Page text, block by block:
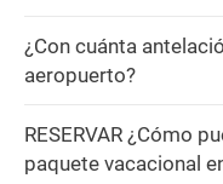
¿Con cuánta
aeropuerto?
RESERVAR ¿Cómo
paquete vacacional